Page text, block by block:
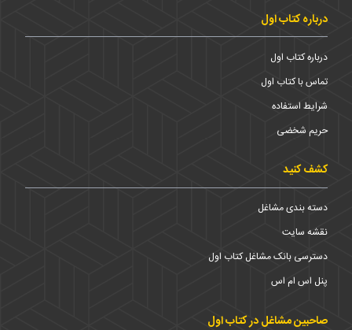
درباره کتاب اول
درباره کتاب اول
تماس با کتاب اول
شرایط استفاده
حریم شخضی
کشف کنید
دسته بندی مشاغل
نقشه سایت
دسترسی بانک مشاغل کتاب اول
پنل اس ام اس
صاحبین مشاغل در کتاب اول